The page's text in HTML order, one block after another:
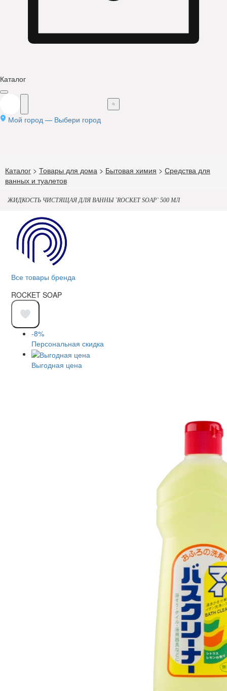
Каталог
Мой город — Выбери город
Каталог > Товары для дома > Бытовая химия > Средства для
ванных и туалетов
ЖИДКОСТЬ ЧИСТЯЩАЯ ДЛЯ ВАННЫ `ROCKET SOAP` 500 МЛ
Все товары бренда
ROCKET SOAP
-8%
Персональная скидка
Выгодная цена